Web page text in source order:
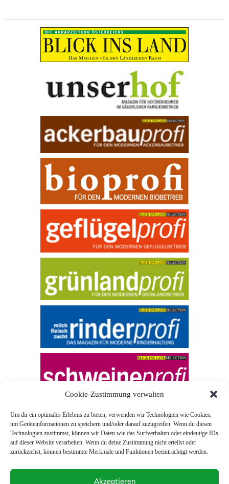
Cookie-Zustimmung verwalten
Um dir ein optimales Erlebnis zu bieten, verwenden wir Technologien wie Cookies,
um Geräteinformationen zu speichern und/oder darauf zuzugreifen. Wenn du diesen
Technologien zustimmst, können wir Daten wie das Surfverhalten oder eindeutige IDs
auf dieser Website verarbeiten. Wenn du deine Zustimmung nicht erteilst oder
zurückziehst, können bestimmte Merkmale und Funktionen beeinträchtigt werden.
Akzeptieren
© 2026 Blick ins Land